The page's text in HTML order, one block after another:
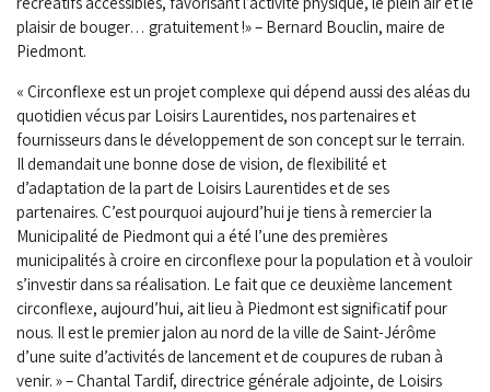
plaisir de bouger… gratuitement !» – Bernard Bouclin, maire de
Piedmont.
« Circonflexe est un projet complexe qui dépend aussi des aléas du
quotidien vécus par Loisirs Laurentides, nos partenaires et
fournisseurs dans le développement de son concept sur le terrain.
Il demandait une bonne dose de vision, de flexibilité et
d’adaptation de la part de Loisirs Laurentides et de ses
partenaires. C’est pourquoi aujourd’hui je tiens à remercier la
Municipalité de Piedmont qui a été l’une des premières
municipalités à croire en circonflexe pour la population et à vouloir
s’investir dans sa réalisation. Le fait que ce deuxième lancement
circonflexe, aujourd’hui, ait lieu à Piedmont est significatif pour
nous. Il est le premier jalon au nord de la ville de Saint-Jérôme
d’une suite d’activités de lancement et de coupures de ruban à
venir. » – Chantal Tardif, directrice générale adjointe, de Loisirs